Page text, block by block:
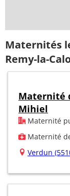
Maternités
Remy-la-
Maternité
Mihiel
Maternité
Maternité
Verdun